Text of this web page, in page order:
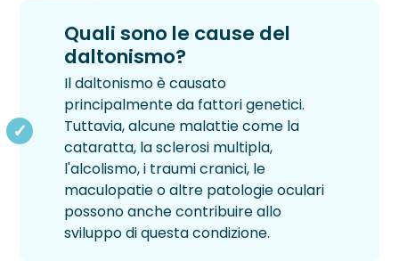
Quali sono le cause del
daltonismo?
Il daltonismo è causato
principalmente da fattori genetici.
Tuttavia, alcune malattie come la
cataratta, la sclerosi multipla,
l'alcolismo, i traumi cranici, le
maculopatie o altre patologie oculari
possono anche contribuire allo
sviluppo di questa condizione.
Ipermetropia
Miopia
Presbiopia
Intervento Cataratta
Cheratiti e Ulcere Corneali
Cheratocono
Fotopsie
Glaucoma
Inestetismi Palpebrali ›
Siringoma
Trichiasi
Retinopatia Diabetica
Retinopatia Sclerotica
Distacco di Retina
DMS
Foro Maculare
Chirurgia Corneale
Chirurgia Refrattiva
Chirurgia segmento anteriore
Laser Ambulatoriale
Chirurgia Segmento Posteriore dell’Occhio
Cross Linking
Trapianto di Cornea
Lasek
Lensectomia
Lente Intraoculare Fachica
PRK Transepiteliale
PRK
Chirurgia della Cataratta
Laser Trabeculoplastica Micropulsata
Laser 2RT
YAG Laser
Laser DSLT ALCON
Fotobiomodulazione LM®LLLT e luce pulsata
IPL
Iniezioni Intravitreali
Analisi del Film Lacrimale
Biomicroscopia Endoteliale
Biometria
Campo Visivo Computerizzato
Fluorangiografia
Sede Vimercate
Medici
Staff
Convenzioni
Finanziamenti